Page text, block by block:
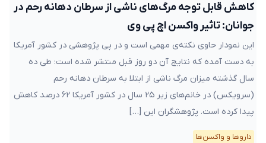
کاهش قابل توجه مرگ‌های ناشی از سرطان دهانه‌ رحم در
جوانان: تاثیر واکسن اچ پی وی
این نمودار حاوی نکته‌ی مهمی است و در پی پژوهشی در کشور آمریکا
به دست آمده که نتایج آن دو روز قبل منتشر شده است: طی ده
سال گذشته میزان مرگ ناشی از ابتلا به سرطان دهانه رحم
(سرویکس) در خانم‌های زیر ۲۵ سال در کشور آمریکا ۶۲ درصد کاهش
پیدا کرده است. پژوهشگران این […]
دارو‌ها و واکسن‌ها